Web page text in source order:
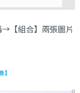
→【組合】兩張圖片